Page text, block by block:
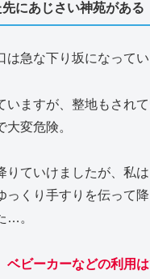
にあじさい神苑がある
は急な下り坂になってい
いますが、整地もされて
変危険。
りていけましたが、私
っくり手すりを伝って
…。
ベビーカーなどの利用